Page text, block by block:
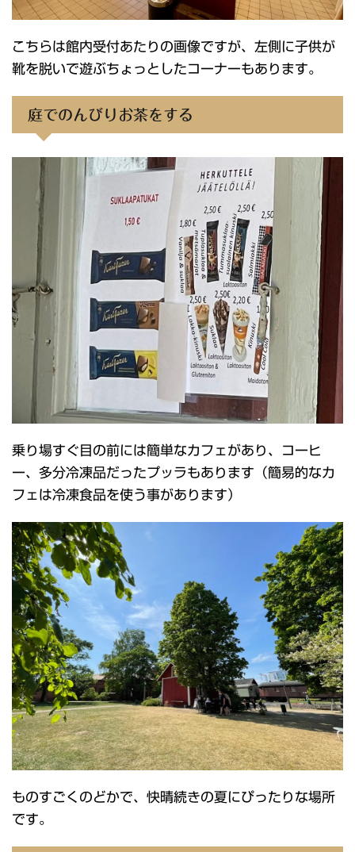
こちらは館内受付あたりの画像ですが、左側に子供が
靴を脱いで遊ぶちょっとしたコーナーもあります。
庭でのんびりお茶をする
乗り場すぐ目の前には簡単なカフェがあり、コーヒ
ー、多分冷凍品だったプッラもあります（簡易的なカ
フェは冷凍食品を使う事があります）
ものすごくのどかで、快晴続きの夏にぴったりな場所
です。